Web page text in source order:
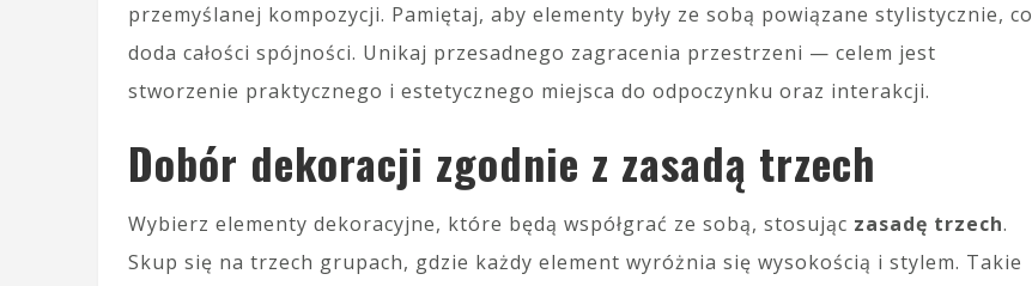
przemyślanej kompozycji. Pamiętaj, aby elementy były ze sobą powiązane stylistycznie, co
doda całości spójności. Unikaj przesadnego zagracenia przestrzeni — celem jest
stworzenie praktycznego i estetycznego miejsca do odpoczynku oraz interakcji.
Dobór dekoracji zgodnie z zasadą trzech
Wybierz elementy dekoracyjne, które będą współgrać ze sobą, stosując zasadę trzech.
Skup się na trzech grupach, gdzie każdy element wyróżnia się wysokością i stylem. Takie